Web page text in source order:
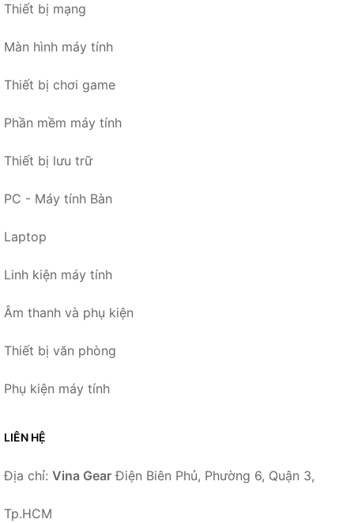
Thiết bị mạng
Màn hình máy tính
Thiết bị chơi game
Phần mềm máy tính
Thiết bị lưu trữ
PC - Máy tính Bàn
Laptop
Linh kiện máy tính
Âm thanh và phụ kiện
Thiết bị văn phòng
Phụ kiện máy tính
LIÊN HỆ
Địa chỉ: Vina Gear Điện Biên Phủ, Phường 6, Quận 3,
Tp.HCM